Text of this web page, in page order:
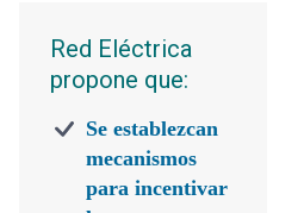
Red Eléctrica
propone que:
Se establezcan
mecanismos
para incentivar